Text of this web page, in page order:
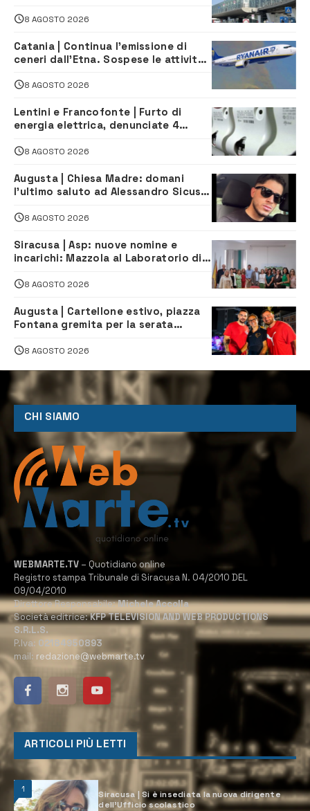
8 AGOSTO 2026
Catania | Continua l’emissione di
ceneri dall’Etna. Sospese le attività
8 AGOSTO 2026
Lentini e Francofonte | Furto di
energia elettrica, denunciate 4
8 AGOSTO 2026
Augusta | Chiesa Madre: domani
l’ultimo saluto ad Alessandro Sicuso,
8 AGOSTO 2026
Siracusa | Asp: nuove nomine e
incarichi: Mazzola al Laboratorio di
Servizio Legale
8 AGOSTO 2026
Augusta | Cartellone estivo, piazza
Fontana gremita per la serata
8 AGOSTO 2026
CHI SIAMO
WEBMARTE.TV – Quotidiano online
Registro stampa Tribunale di Siracusa N. 04/2010 DEL
09/04/2010
Direttore Responsabile:Michele Accolla
Società editrice:KFP TELEVISION AND WEB PRODUCTIONS
S.R.L.S.
P.Iva: 02184950893
mail: redazione@webmarte.tv
ARTICOLI PIÙ LETTI
1
Siracusa | Si è insediata la nuova dirigente
dell’Ufficio scolastico